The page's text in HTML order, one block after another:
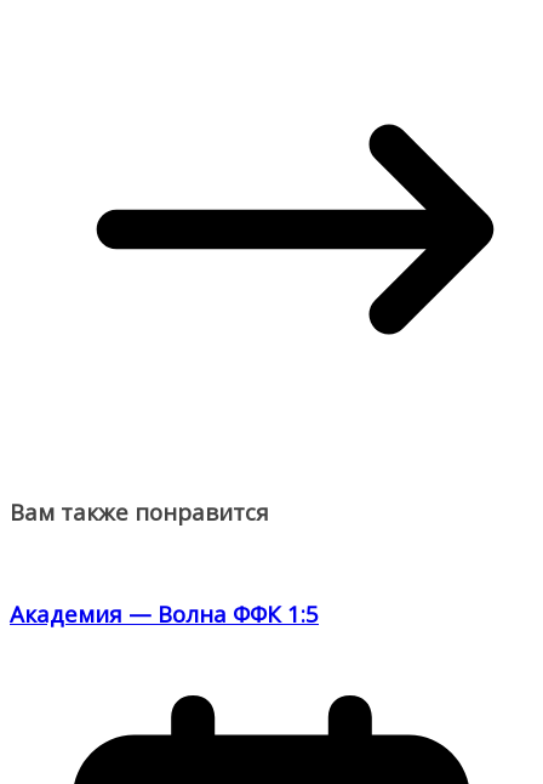
Вам также понравится
Академия — Волна ФФК 1:5